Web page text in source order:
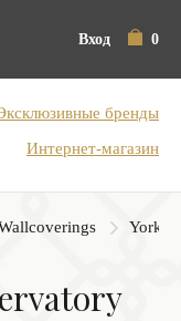
Вход 0
бренды
Интернет-магазин
York